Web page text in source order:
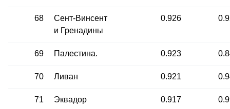
68
Сент-Винсент
и Гренадины
0.926
69 Палестина. 0.923
70 Ливан 0.921
71 Эквадор 0.917